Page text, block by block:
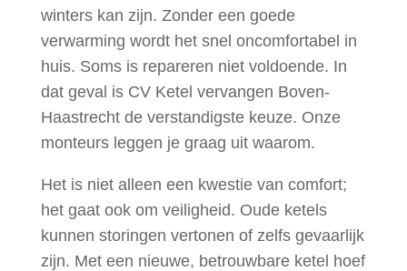
winters kan zijn. Zonder een goede
verwarming wordt het snel oncomfortabel in
huis. Soms is repareren niet voldoende. In
dat geval is CV Ketel vervangen Boven-
Haastrecht de verstandigste keuze. Onze
monteurs leggen je graag uit waarom.
Het is niet alleen een kwestie van comfort;
het gaat ook om veiligheid. Oude ketels
kunnen storingen vertonen of zelfs gevaarlijk
zijn. Met een nieuwe, betrouwbare ketel hoef